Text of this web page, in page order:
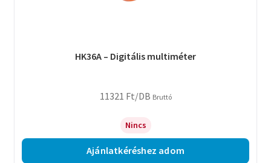
HK36A – Digitális multiméter
11321 Ft/DB Bruttó
Nincs
Ajánlatkéréshez adom